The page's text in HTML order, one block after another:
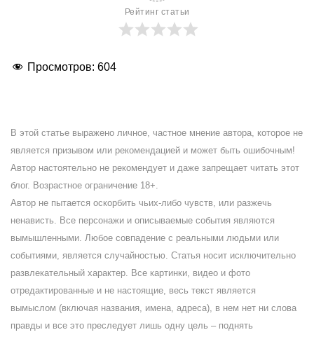
Рейтинг статьи
Просмотров: 604
В этой статье выражено личное, частное мнение автора, которое не
является призывом или рекомендацией и может быть ошибочным!
Автор настоятельно не рекомендует и даже запрещает читать этот
блог. Возрастное ограничение 18+.
Автор не пытается оскорбить чьих-либо чувств, или разжечь
ненависть. Все персонажи и описываемые события являются
вымышленными. Любое совпадение с реальными людьми или
событиями, является случайностью. Статья носит исключительно
развлекательный характер. Все картинки, видео и фото
отредактированные и не настоящие, весь текст является
вымыслом (включая названия, имена, адреса), в нем нет ни слова
правды и все это преследует лишь одну цель – поднять